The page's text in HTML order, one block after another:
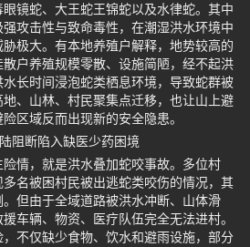
镜蛇、大王蛇王锦蛇以及水律蛇。其中
攻击性与致命毒性，在潮湿洪水环境中
极大。有本地养殖户解释，地势较高的
户养殖规模零散、设施简陋，经不起洪
长时间浸泡蛇类栖息环境，导致蛇群被
、山林、村民聚集点迁移，也让山上避
区域反而出现新的安全隐患。
阻断陷入缺医少药困境
情，就是洪水叠加蛇咬事故。多位村
名被困村民被出逃蛇类咬伤的情况，其
但由于全域道路被洪水冲断、山体滑
车辆、物资、医疗队伍完全无法进村。
不仅缺少食物、饮水和避雨设施，部分